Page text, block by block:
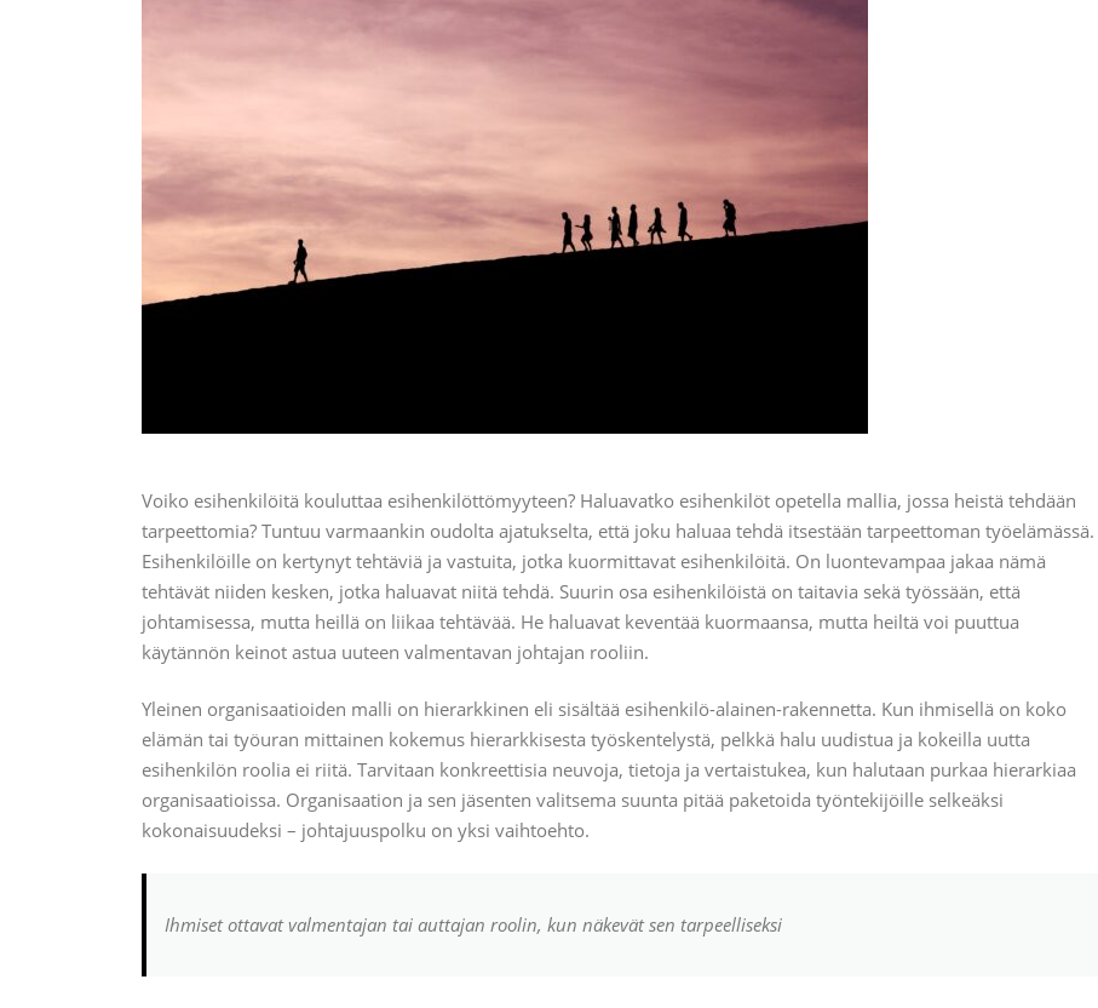
Voiko esihenkilöitä kouluttaa esihenkilöttömyyteen? Haluavatko esihenkilöt opetella mallia, jossa heistä tehdään
tarpeettomia? Tuntuu varmaankin oudolta ajatukselta, että joku haluaa tehdä itsestään tarpeettoman työelämässä.
Esihenkilöille on kertynyt tehtäviä ja vastuita, jotka kuormittavat esihenkilöitä. On luontevampaa jakaa nämä
tehtävät niiden kesken, jotka haluavat niitä tehdä. Suurin osa esihenkilöistä on taitavia sekä työssään, että
johtamisessa, mutta heillä on liikaa tehtävää. He haluavat keventää kuormaansa, mutta heiltä voi puuttua
käytännön keinot astua uuteen valmentavan johtajan rooliin.
Yleinen organisaatioiden malli on hierarkkinen eli sisältää esihenkilö-alainen-rakennetta. Kun ihmisellä on koko
elämän tai työuran mittainen kokemus hierarkkisesta työskentelystä, pelkkä halu uudistua ja kokeilla uutta
esihenkilön roolia ei riitä. Tarvitaan konkreettisia neuvoja, tietoja ja vertaistukea, kun halutaan purkaa hierarkiaa
organisaatioissa. Organisaation ja sen jäsenten valitsema suunta pitää paketoida työntekijöille selkeäksi
kokonaisuudeksi – johtajuuspolku on yksi vaihtoehto.
Ihmiset ottavat valmentajan tai auttajan roolin, kun näkevät sen tarpeelliseksi